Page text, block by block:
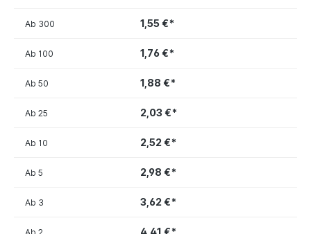
4,41 €*
Ab 3 3,62 €*
Ab 5 2,98 €*
Ab 10 2,52 €*
Ab 25 2,03 €*
Ab 50 1,88 €*
Ab 100 1,76 €*
Ab 300 1,55 €*